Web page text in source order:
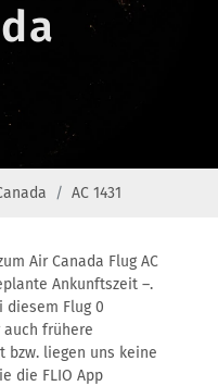
AC 1431
Air Canada Flug AC
Ankunftszeit –.
diesem Flug 0
frühere
bzw. liegen uns keine
die FLIO App